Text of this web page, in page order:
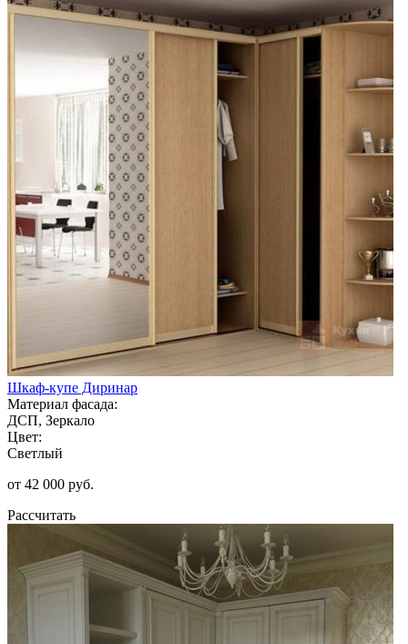
Шкаф-купе Диринар
Материал фасада:
ДСП, Зеркало
Цвет:
Светлый
от 42 000 руб.
Рассчитать